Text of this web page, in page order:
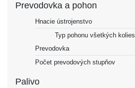
Prevodovka a pohon
Hnacie ústrojenstvo
Typ pohonu všetkých kolies
Prevodovka
Počet prevodových stupňov
Palivo